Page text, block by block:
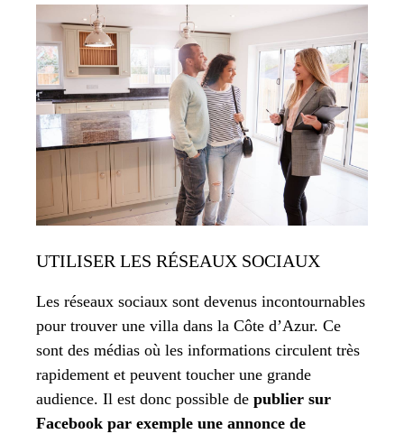
UTILISER LES RÉSEAUX SOCIAUX
Les réseaux sociaux sont devenus incontournables
pour trouver une villa dans la Côte d’Azur. Ce
sont des médias où les informations circulent très
rapidement et peuvent toucher une grande
audience. Il est donc possible de publier sur
Facebook par exemple une annonce de